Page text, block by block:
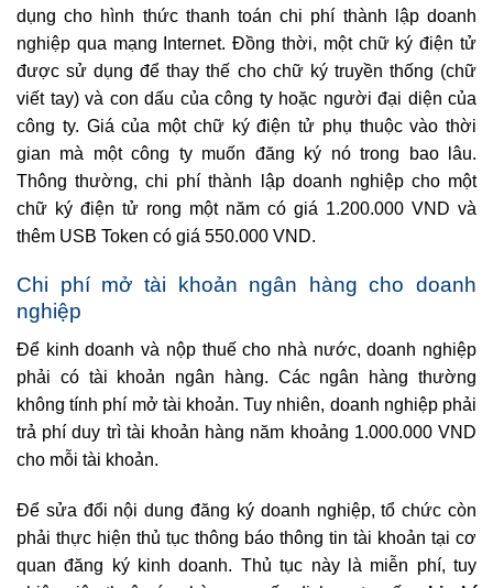
dụng cho hình thức thanh toán chi phí thành lập doanh
nghiệp qua mạng Internet. Đồng thời, một chữ ký điện tử
được sử dụng để thay thế cho chữ ký truyền thống (chữ
viết tay) và con dấu của công ty hoặc người đại diện của
công ty. Giá của một chữ ký điện tử phụ thuộc vào thời
gian mà một công ty muốn đăng ký nó trong bao lâu.
Thông thường, chi phí thành lập doanh nghiệp cho một
chữ ký điện tử rong một năm có giá 1.200.000 VND và
thêm USB Token có giá 550.000 VND.
Chi phí mở tài khoản ngân hàng cho doanh
nghiệp
Để kinh doanh và nộp thuế cho nhà nước, doanh nghiệp
phải có tài khoản ngân hàng. Các ngân hàng thường
không tính phí mở tài khoản. Tuy nhiên, doanh nghiệp phải
trả phí duy trì tài khoản hàng năm khoảng 1.000.000 VND
cho mỗi tài khoản.
Để sửa đổi nội dung đăng ký doanh nghiệp, tổ chức còn
phải thực hiện thủ tục thông báo thông tin tài khoản tại cơ
quan đăng ký kinh doanh. Thủ tục này là miễn phí, tuy